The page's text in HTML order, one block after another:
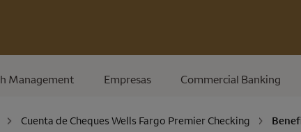
Management Empresas Commercial Banking
Cuenta de Cheques Wells Fargo Premier Checking